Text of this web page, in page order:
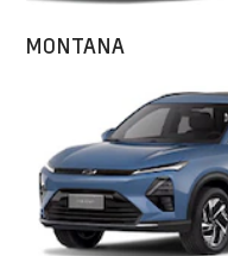
MONTANA